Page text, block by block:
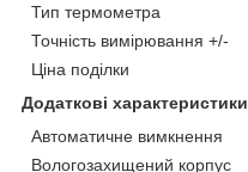
Тип термометра
Точність вимірювання +/-
Ціна поділки
Додаткові характеристики
Автоматичне вимкнення
Вологозахищений корпус